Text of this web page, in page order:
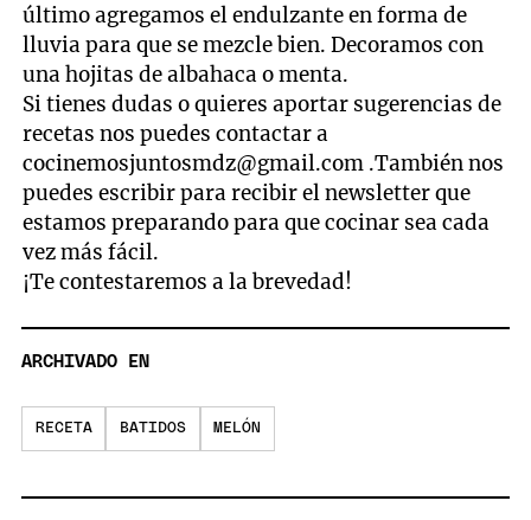
último agregamos el endulzante en forma de
lluvia para que se mezcle bien. Decoramos con
una hojitas de albahaca o menta.
Si tienes dudas o quieres aportar sugerencias de
recetas nos puedes contactar a
cocinemosjuntosmdz@gmail.com .También nos
puedes escribir para recibir el newsletter que
estamos preparando para que cocinar sea cada
vez más fácil.
¡Te contestaremos a la brevedad!
ARCHIVADO EN
RECETA BATIDOS MELÓN